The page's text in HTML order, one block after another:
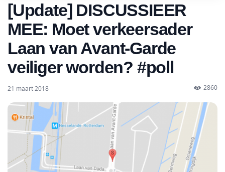
[Update] DISCUSSIEER
MEE: Moet verkeersader
Laan van Avant-Garde
veiliger worden? #poll
21 maart 2018 2860